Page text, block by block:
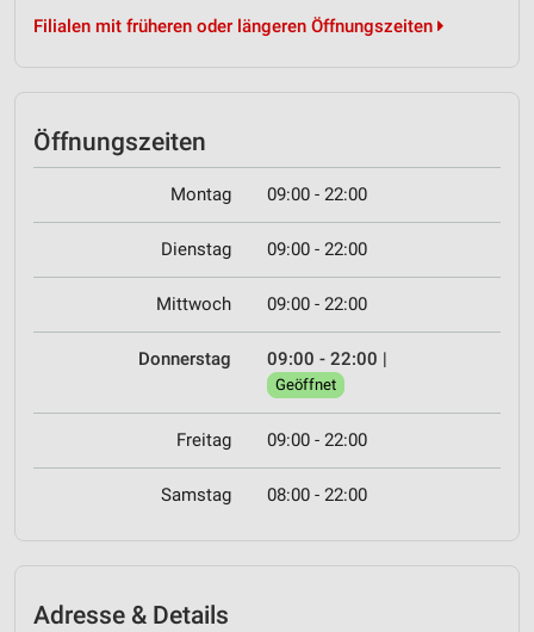
Filialen mit früheren oder längeren Öffnungszeiten
Öffnungszeiten
Montag 09:00 - 22:00
Dienstag 09:00 - 22:00
Mittwoch 09:00 - 22:00
Donnerstag 09:00 - 22:00 |
Geöffnet
Freitag 09:00 - 22:00
Samstag 08:00 - 22:00
Adresse & Details